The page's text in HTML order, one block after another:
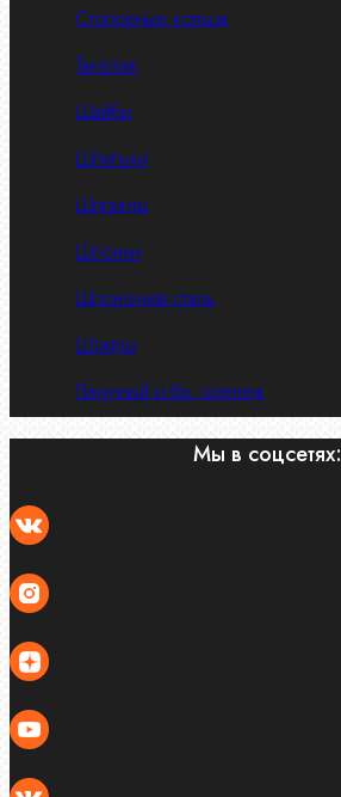
Стопорные кольца
Такелаж
Шайбы
Шпильки
Шплинты
Шпонки
Шпоночная сталь
Штифты
Латунный и бр. крепеж
Мы в соцсетях: